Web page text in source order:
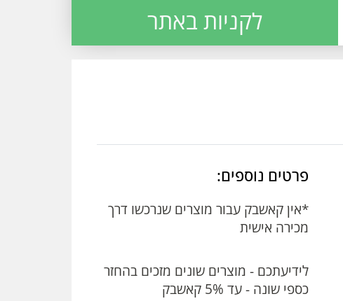
לקניות באתר
פרטים נוספים:
*אין קאשבק עבור מוצרים שנרכשו דרך
מכירה אישית
לידיעתכם - מוצרים שונים מזכים בהחזר
כספי שונה - עד 5% קאשבק